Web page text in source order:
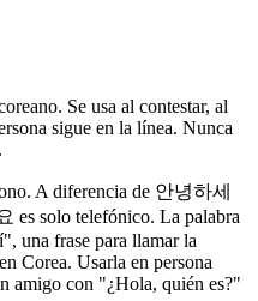
Se usa al contestar, al
sigue en la línea. Nunca
A diferencia de 안녕하세
es solo telefónico. La palabra
una frase para llamar la
Corea. Usarla en persona
amigo con "¿Hola, quién es?"